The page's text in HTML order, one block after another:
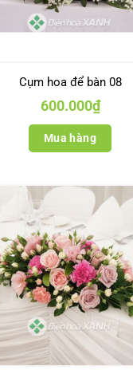
Cụm hoa để bàn 08
600.000₫
Mua hàng